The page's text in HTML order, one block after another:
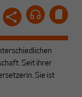
Seit ihrer
Sie ist